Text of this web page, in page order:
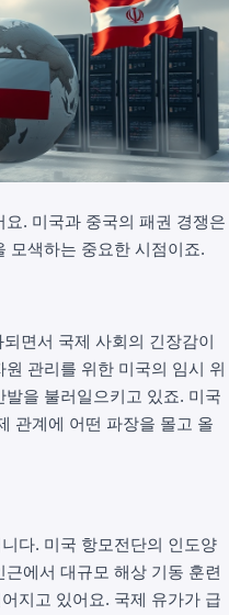
. 미국과 중국의 패권 경쟁은
모색하는 중요한 시점이죠.
되면서 국제 사회의 긴장감이
관리를 위한 미국의 임시 위
을 불러일으키고 있죠. 미국
관계에 어떤 파장을 몰고 올
다. 미국 항모전단의 인도양
에서 대규모 해상 기동 훈련
지고 있어요. 국제 유가가 급